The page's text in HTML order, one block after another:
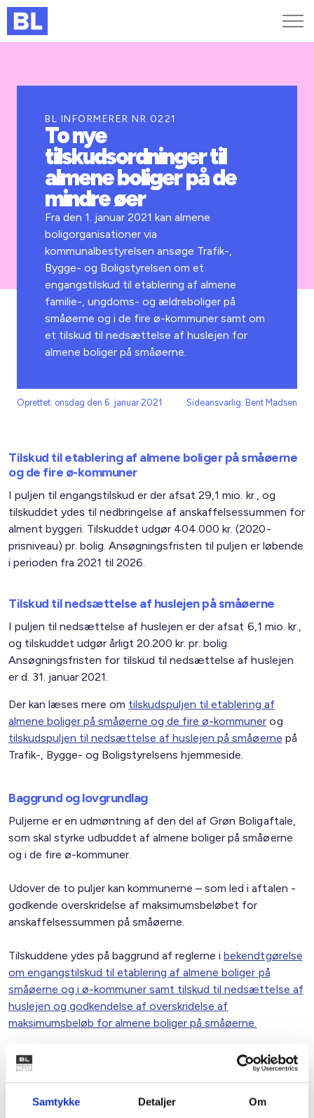
Samtykke Detaljer Om
Kurser og arrangementer
Jobportalen
BL INFORMERER NR.0221
To nye
tilskudsordninger til
almene boliger på de
mindre øer
Fra den 1. januar 2021 kan almene
boligorganisationer via
kommunalbestyrelsen ansøge Trafik-,
Bygge- og Boligstyrelsen om et
engangstilskud til etablering af almene
familie-, ungdoms- og ældreboliger på
småøerne og i de fire ø-kommuner samt om
et tilskud til nedsættelse af huslejen for
almene boliger på småøerne.
Oprettet: onsdag den 6. januar 2021 Sideansvarlig: Bent Madsen
Tilskud til etablering af almene boliger på småøerne
og de fire ø-kommuner
I puljen til engangstilskud er der afsat 29,1 mio. kr., og
tilskuddet ydes til nedbringelse af anskaffelsessummen for
alment byggeri. Tilskuddet udgør 404.000 kr. (2020-
prisniveau) pr. bolig. Ansøgningsfristen til puljen er løbende
i perioden fra 2021 til 2026.
Tilskud til nedsættelse af huslejen på småøerne
I puljen til nedsættelse af huslejen er der afsat 6,1 mio. kr.,
og tilskuddet udgør årligt 20.200 kr. pr. bolig.
Ansøgningsfristen for tilskud til nedsættelse af huslejen
er d. 31. januar 2021.
Der kan læses mere om tilskudspuljen til etablering af
almene boliger på småøerne og de fire ø-kommuner og
tilskudspuljen til nedsættelse af huslejen på småøerne på
Trafik-, Bygge- og Boligstyrelsens hjemmeside.
Baggrund og lovgrundlag
Puljerne er en udmøntning af den del af Grøn Boligaftale,
som skal styrke udbuddet af almene boliger på småøerne
og i de fire ø-kommuner.
Udover de to puljer kan kommunerne – som led i aftalen -
godkende overskridelse af maksimumsbeløbet for
anskaffelsessummen på småøerne.
Tilskuddene ydes på baggrund af reglerne ibekendtgørelse
om engangstilskud til etablering af almene boliger på
småøerne og i ø-kommuner samt tilskud til nedsættelse af
huslejen og godkendelse af overskridelse af
maksimumsbeløb for almene boliger på småøerne.
Med venlig hilsen